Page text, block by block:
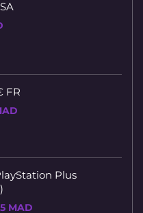
216 MAD.
FR
Plus
MAD